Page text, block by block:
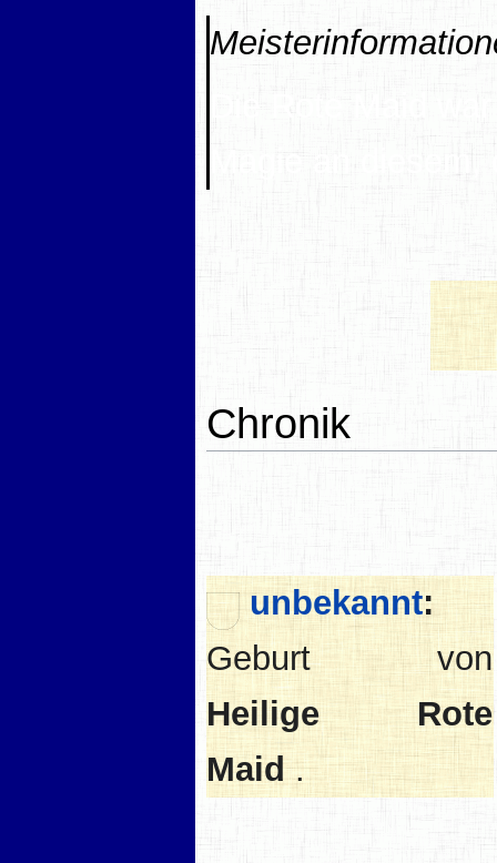
Chronik
unbekannt:
Geburt von
Heilige Rote
Maid.